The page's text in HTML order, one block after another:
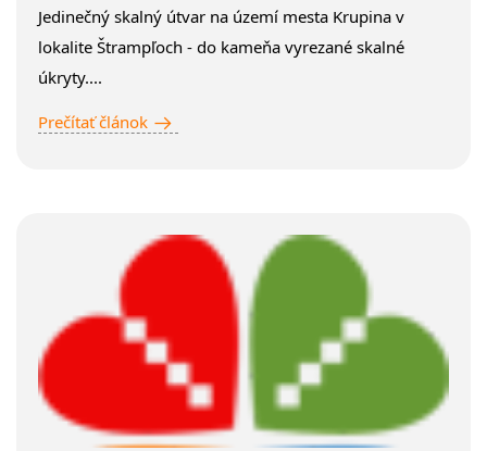
Jedinečný skalný útvar na území mesta Krupina v
lokalite Štrampľoch - do kameňa vyrezané skalné
úkryty....
Prečítať článok